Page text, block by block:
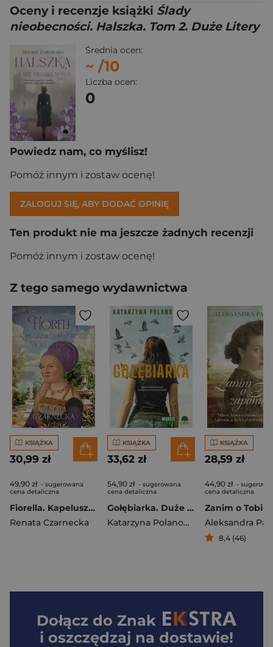
Oceny i recenzje książki Ślady
nieobecności. Halszka. Tom 2. Duże Litery
Średnia ocen:
~ /10
Liczba ocen:
0
Powiedz nam, co myślisz!
Pomóż innym i zostaw ocenę!
ZALOGUJ SIĘ, ABY DODAĆ OPINIĘ
Ten produkt nie ma jeszcze żadnych recenzji
Pomóż innym i zostaw ocenę!
Z tego samego wydawnictwa
KSIĄŻKA
30,99 zł
49,90 zł - sugerowana
cena detaliczna
Fiorella. Kapeluszniczka królowej Bony. Bona. Królowa z rodu Sforzów. Tom 6
Renata Czarnecka
KSIĄŻKA
33,62 zł
54,90 zł - sugerowana
cena detaliczna
Gołębiarka. Duże Litery wyd. 2026
Katarzyna Polanowska
KSIĄŻKA
28,59 zł
44,90 zł -
cena detaliczna
Aleksandra
8,4 (46)
Dołącz do Znak
i oszczędzaj na dostawie!